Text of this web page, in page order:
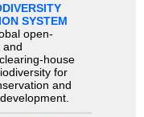
SYSTEM
open-
and
house
for
and